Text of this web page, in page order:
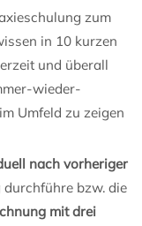
zum
in 10 kurzen
und überall
wieder-
Umfeld zu zeigen
nach vorheriger
bzw. die
mit drei